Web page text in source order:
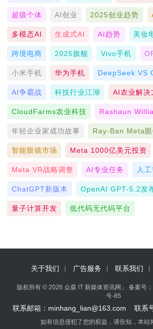
超级个体 AI创业 2025创业趋势
多模态AI 生成式AI AI趋势 美妆
跨境电商 2025旗舰 Vivo手机
小米手机 华为手机 DeepSeek VS
AI争霸战 科技行业江湖 AI农业解决
CloudFarms农业科技 Rashaun
年轻企业家成功故事 Ray-Ban Meta眼
智能眼镜市场 Meta 1000亿美元投资
Meta VR战略调整 AI专业任务 人
ChatGPT新版本 OpenAI GPT-5.2发
量子计算开发 低代码无代码平台
关于我们 广告服务 联系我们
版权所有 © 2026 众森 IT 新媒体资讯网」 备案号：
号-85
联系邮箱：minhang_lian@163.com 联系
如有信息侵犯了您的权益，请告知，本站